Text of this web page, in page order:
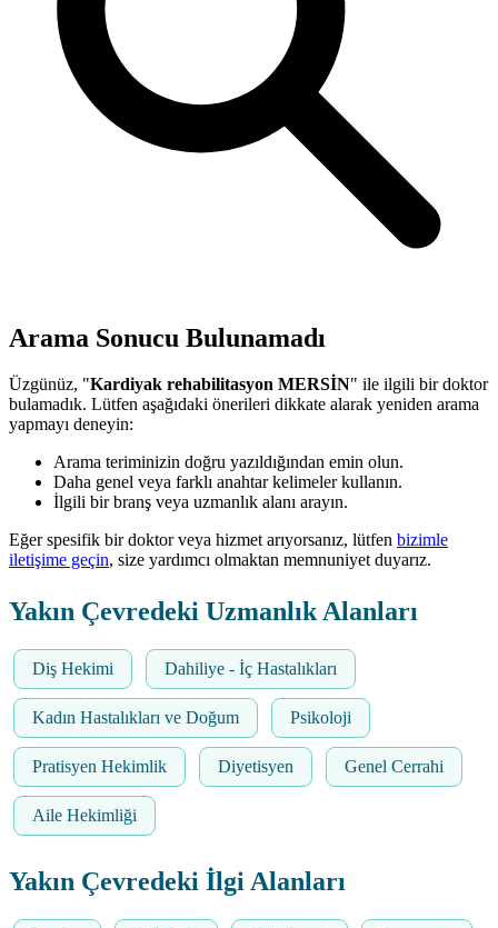
Arama Sonucu Bulunamadı
Üzgünüz, "Kardiyak rehabilitasyon MERSİN" ile ilgili bir doktor
bulamadık. Lütfen aşağıdaki önerileri dikkate alarak yeniden arama
yapmayı deneyin:
Arama teriminizin doğru yazıldığından emin olun.
Daha genel veya farklı anahtar kelimeler kullanın.
İlgili bir branş veya uzmanlık alanı arayın.
Eğer spesifik bir doktor veya hizmet arıyorsanız, lütfen bizimle
iletişime geçin, size yardımcı olmaktan memnuniyet duyarız.
Yakın Çevredeki Uzmanlık Alanları
Diş Hekimi Dahiliye - İç Hastalıkları
Kadın Hastalıkları ve Doğum Psikoloji
Pratisyen Hekimlik Diyetisyen Genel Cerrahi
Aile Hekimliği
Yakın Çevredeki İlgi Alanları